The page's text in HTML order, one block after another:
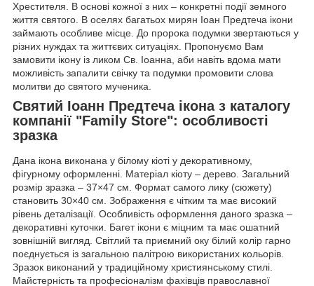
Хрестителя. В основі кожної з них – конкретні події земного
життя святого. В оселях багатьох мирян Іоан Предтеча ікони
займають особливе місце. До пророка подумки звертаються у
різних нуждах та життєвих ситуаціях. Пропонуємо Вам
замовити ікону із ликом Св. Іоанна, аби навіть вдома мати
можливість запалити свічку та подумки промовити слова
молитви до святого мученика.
Святий Іоанн Предтеча ікона з каталогу
компанії "Family Store": особливості
зразка
Дана ікона виконана у білому кіоті у декоративному,
фігурному оформленні. Матеріал кіоту – дерево. Загальний
розмір зразка – 37×47 см. Формат самого лику (сюжету)
становить 30×40 см. Зображення є чітким та має високий
рівень деталізації. Особливість оформлення даного зразка –
декоративні куточки. Багет ікони є міцним та має ошатний
зовнішній вигляд. Світлий та приємний оку білий колір гарно
поєднується із загальною палітрою використаних кольорів.
Зразок виконаний у традиційному християнському стилі.
Майстерність та професіоналізм фахівців православної